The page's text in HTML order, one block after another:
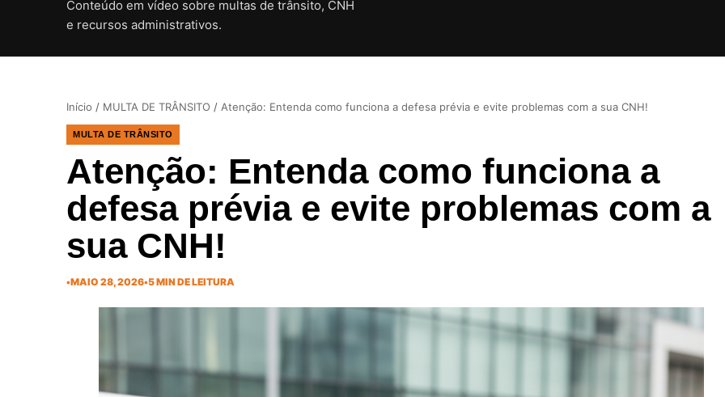
Conteúdo em vídeo sobre multas de trânsito, CNH
e recursos administrativos.
Início / MULTA DE TRÂNSITO / Atenção: Entenda como funciona a defesa prévia e evite problemas com a sua CNH!
MULTA DE TRÂNSITO
Atenção: Entenda como funciona a
defesa prévia e evite problemas com a
sua CNH!
•MAIO 28, 2026•5 MIN DE LEITURA